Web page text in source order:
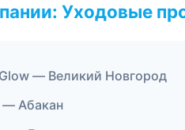
Уходовые
— Великий Новгород
— Абакан